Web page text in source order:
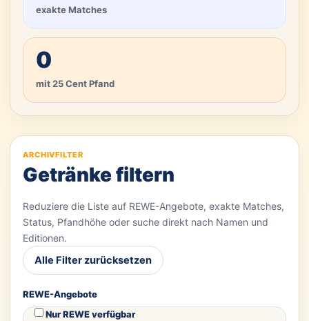
exakte Matches
0
mit 25 Cent Pfand
ARCHIVFILTER
Getränke filtern
Reduziere die Liste auf REWE-Angebote, exakte Matches,
Status, Pfandhöhe oder suche direkt nach Namen und
Editionen.
Alle Filter zurücksetzen
REWE-Angebote
Nur REWE verfügbar